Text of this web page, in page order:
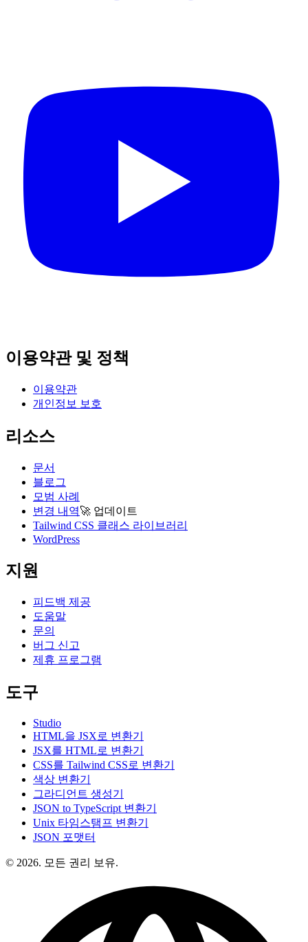
이용약관 및 정책
이용약관
개인정보 보호
리소스
문서
블로그
모범 사례
변경 내역🚀 업데이트
Tailwind CSS 클래스 라이브러리
WordPress
지원
피드백 제공
도움말
문의
버그 신고
제휴 프로그램
도구
Studio
HTML을 JSX로 변환기
JSX를 HTML로 변환기
CSS를 Tailwind CSS로 변환기
색상 변환기
그라디언트 생성기
JSON to TypeScript 변환기
Unix 타임스탬프 변환기
JSON 포맷터
© 2026. 모든 권리 보유.